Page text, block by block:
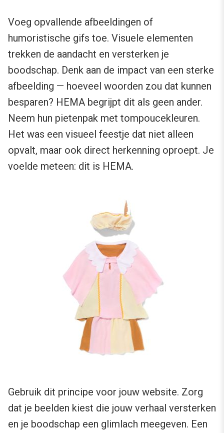
Voeg opvallende afbeeldingen of
humoristische gifs toe. Visuele elementen
trekken de aandacht en versterken je
boodschap. Denk aan de impact van een sterke
afbeelding — hoeveel woorden zou dat kunnen
besparen? HEMA begrijpt dit als geen ander.
Neem hun pietenpak met tompoucekleuren.
Het was een visueel feestje dat niet alleen
opvalt, maar ook direct herkenning oproept. Je
voelde meteen: dit is HEMA.
Gebruik dit principe voor jouw website. Zorg
dat je beelden kiest die jouw verhaal versterken
en je boodschap een glimlach meegeven. Een